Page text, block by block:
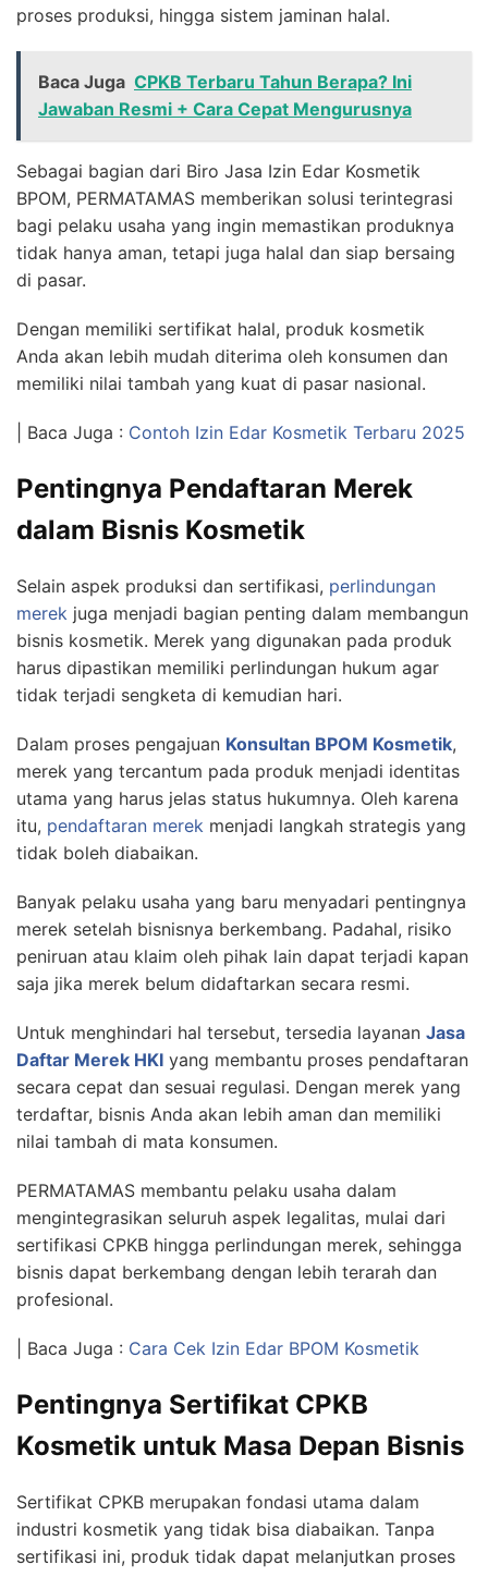
proses produksi, hingga sistem jaminan halal.
Baca Juga CPKB Terbaru Tahun Berapa? Ini
Jawaban Resmi + Cara Cepat Mengurusnya
Sebagai bagian dari Biro Jasa Izin Edar Kosmetik
BPOM, PERMATAMAS memberikan solusi terintegrasi
bagi pelaku usaha yang ingin memastikan produknya
tidak hanya aman, tetapi juga halal dan siap bersaing
di pasar.
Dengan memiliki sertifikat halal, produk kosmetik
Anda akan lebih mudah diterima oleh konsumen dan
memiliki nilai tambah yang kuat di pasar nasional.
| Baca Juga : Contoh Izin Edar Kosmetik Terbaru 2025
Pentingnya Pendaftaran Merek
dalam Bisnis Kosmetik
Selain aspek produksi dan sertifikasi, perlindungan
merek juga menjadi bagian penting dalam membangun
bisnis kosmetik. Merek yang digunakan pada produk
harus dipastikan memiliki perlindungan hukum agar
tidak terjadi sengketa di kemudian hari.
Dalam proses pengajuan Konsultan BPOM Kosmetik,
merek yang tercantum pada produk menjadi identitas
utama yang harus jelas status hukumnya. Oleh karena
itu, pendaftaran merek menjadi langkah strategis yang
tidak boleh diabaikan.
Banyak pelaku usaha yang baru menyadari pentingnya
merek setelah bisnisnya berkembang. Padahal, risiko
peniruan atau klaim oleh pihak lain dapat terjadi kapan
saja jika merek belum didaftarkan secara resmi.
Untuk menghindari hal tersebut, tersedia layanan Jasa
Daftar Merek HKI yang membantu proses pendaftaran
secara cepat dan sesuai regulasi. Dengan merek yang
terdaftar, bisnis Anda akan lebih aman dan memiliki
nilai tambah di mata konsumen.
PERMATAMAS membantu pelaku usaha dalam
mengintegrasikan seluruh aspek legalitas, mulai dari
sertifikasi CPKB hingga perlindungan merek, sehingga
bisnis dapat berkembang dengan lebih terarah dan
profesional.
| Baca Juga : Cara Cek Izin Edar BPOM Kosmetik
Pentingnya Sertifikat CPKB
Kosmetik untuk Masa Depan Bisnis
Sertifikat CPKB merupakan fondasi utama dalam
industri kosmetik yang tidak bisa diabaikan. Tanpa
sertifikasi ini, produk tidak dapat melanjutkan proses